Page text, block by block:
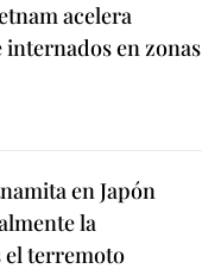
acelera
en zonas
en Japón
la
terremoto